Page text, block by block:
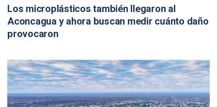
Los microplásticos también llegaron al
Aconcagua y ahora buscan medir cuánto daño
provocaron